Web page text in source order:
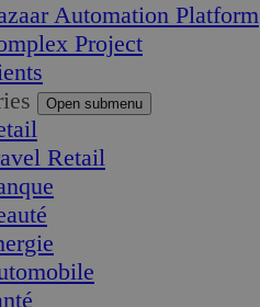
Automation Platform
Project
Open submenu
Retail